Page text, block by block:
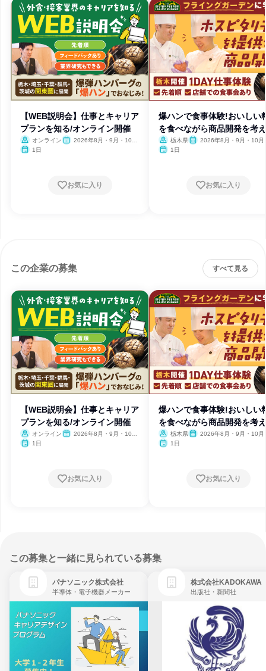
【WEB説明会】仕事とキャリア
プランを知る/オンライン開催
オンライン
2026年8月・9月・10
1日
お気に入り
爆ハンで食事体験!おいしい
を食べながら商品開発を考
栃木県
2026年8月・9月・10月
1日
お気に入り
この企業の募集 すべて見る
【WEB説明会】仕事とキャリア
プランを知る/オンライン開催
オンライン
2026年8月・9月・10
1日
お気に入り
爆ハンで食事体験!おいしい
を食べながら商品開発を考
栃木県
2026年8月・9月・10月
1日
お気に入り
この募集と一緒に見られている募集
パナソニック株式会社
半導体・電子機器メーカー
株式会社KADOKAWA
出版社・新聞社